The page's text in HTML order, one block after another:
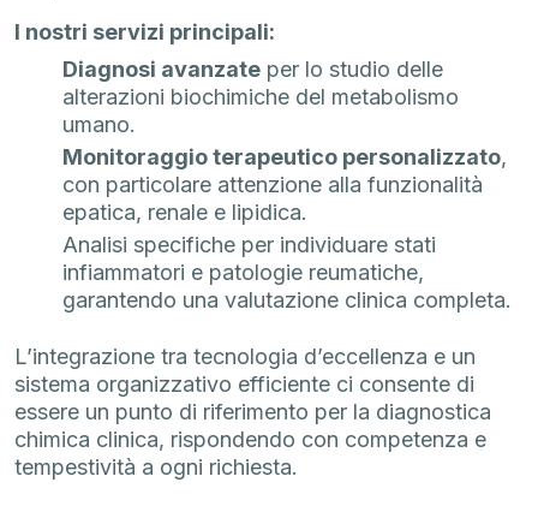
I nostri servizi principali:
Diagnosi avanzate per lo studio delle
alterazioni biochimiche del metabolismo
umano.
Monitoraggio terapeutico personalizzato,
con particolare attenzione alla funzionalità
epatica, renale e lipidica.
Analisi specifiche per individuare stati
infiammatori e patologie reumatiche,
garantendo una valutazione clinica completa.
L’integrazione tra tecnologia d’eccellenza e un
sistema organizzativo efficiente ci consente di
essere un punto di riferimento per la diagnostica
chimica clinica, rispondendo con competenza e
tempestività a ogni richiesta.